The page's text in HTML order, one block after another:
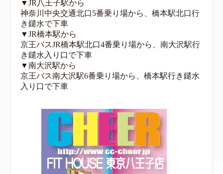
▼JR八王子駅から
神奈川中央交通北口5番乗り場から、橋本駅北口行
き鑓水で下車
▼JR橋本駅から
京王バスJR橋本駅北口4番乗り場から、南大沢駅行
き鑓水入り口で下車
▼南大沢駅から
京王バス南大沢駅6番乗り場から、橋本駅行き鑓水
入り口で下車